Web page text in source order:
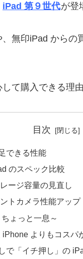
iPad 第９世代が登
無印iPad から
て購入できる理
目次
できる性能
のスペック比較
ージ容量の見直し
トカメラ性能アップ
ちょっと一息～
iPhone よりもコスパ
で「イチ押し」の